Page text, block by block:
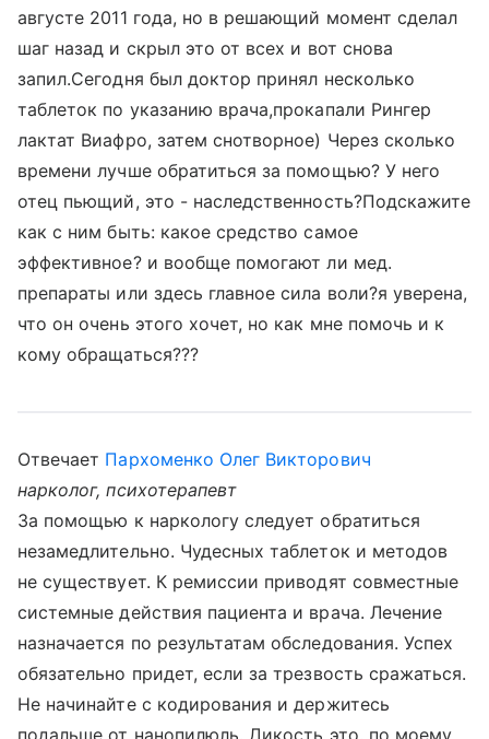
августе 2011 года, но в решающий момент сделал
шаг назад и скрыл это от всех и вот снова
запил.Сегодня был доктор принял несколько
таблеток по указанию врача,прокапали Рингер
лактат Виафро, затем снотворное) Через сколько
времени лучше обратиться за помощью? У него
отец пьющий, это - наследственность?Подскажите
как с ним быть: какое средство самое
эффективное? и вообще помогают ли мед.
препараты или здесь главное сила воли?я уверена,
что он очень этого хочет, но как мне помочь и к
кому обращаться???
Отвечает Пархоменко Олег Викторович
нарколог, психотерапевт
За помощью к наркологу следует обратиться
незамедлительно. Чудесных таблеток и методов
не существует. К ремиссии приводят совместные
системные действия пациента и врача. Лечение
назначается по результатам обследования. Успех
обязательно придет, если за трезвость сражаться.
Не начинайте с кодирования и держитесь
подальше от нанопилюль. Дикость это, по моему